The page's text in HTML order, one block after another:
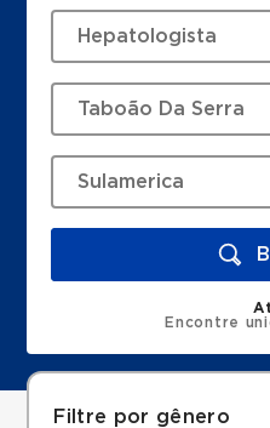
Encontre
Filtre por gênero